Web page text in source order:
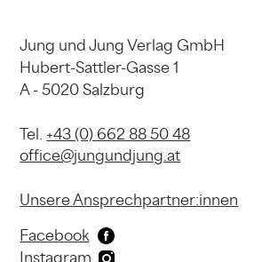
Jung und Jung Verlag GmbH
Hubert-Sattler-Gasse 1
A - 5020 Salzburg
Tel. +43 (0) 662 88 50 48
office@jungundjung.at
Unsere Ansprechpartner:innen
Facebook
Instagram